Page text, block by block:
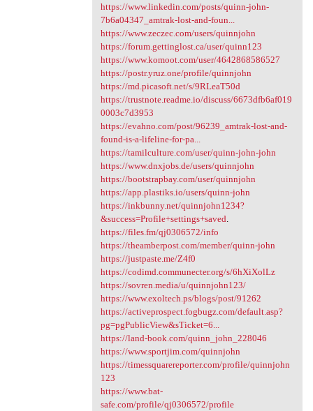
https://www.linkedin.com/posts/quinn-john-
7b6a04347_amtrak-lost-and-foun...
https://www.zeczec.com/users/quinnjohn
https://forum.gettinglost.ca/user/quinn123
https://www.komoot.com/user/4642868586527
https://postr.yruz.one/profile/quinnjohn
https://md.picasoft.net/s/9RLeaT50d
https://trustnote.readme.io/discuss/6673dfb6af019
0003c7d3953
https://evahno.com/post/96239_amtrak-lost-and-
found-is-a-lifeline-for-pa...
https://tamilculture.com/user/quinn-john-john
https://www.dnxjobs.de/users/quinnjohn
https://bootstrapbay.com/user/quinnjohn
https://app.plastiks.io/users/quinn-john
https://inkbunny.net/quinnjohn1234?
&success=Profile+settings+saved
https://files.fm/qj0306572/info
https://theamberpost.com/member/quinn-john
https://justpaste.me/Z4f0
https://codimd.communecter.org/s/6hXiXolLz
https://sovren.media/u/quinnjohn123/
https://www.exoltech.ps/blogs/post/91262
https://activeprospect.fogbugz.com/default.asp?
pg=pgPublicView&sTicket=6...
https://land-book.com/quinn_john_228046
https://www.sportjim.com/quinnjohn
https://timessquarereporter.com/profile/quinnjohn
123
https://www.bat-
safe.com/profile/qj0306572/profile